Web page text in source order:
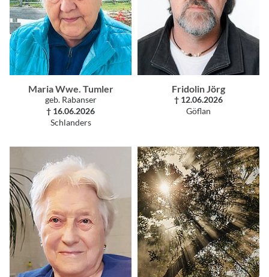
Maria Wwe. Tumler
geb. Rabanser
† 16.06.2026
Schlanders
Fridolin Jörg
† 12.06.2026
Göflan